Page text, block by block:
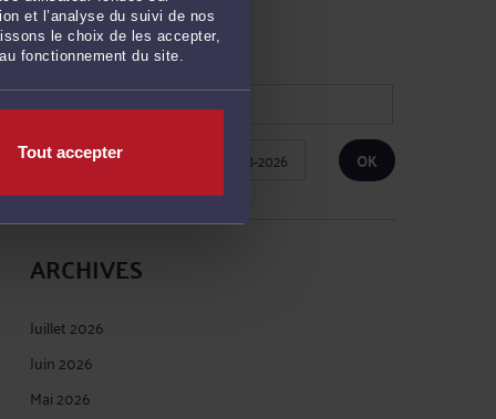
et l’analyse du suivi de nos
le choix de les accepter,
fonctionnement du site.
Tout accepter
RECHERCHE
Publié du
ARCHIVES
Juillet 2026
Juin 2026
Mai 2026